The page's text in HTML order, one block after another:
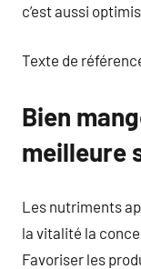
c’est aussi
Texte de
Bien
meilleure
Les nutriments
la vitalité la
Favoriser les